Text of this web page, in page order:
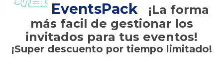
EventsPack
¡La forma
más facil de gestionar los
invitados para tus eventos!
¡Super descuento por tiempo limitado!